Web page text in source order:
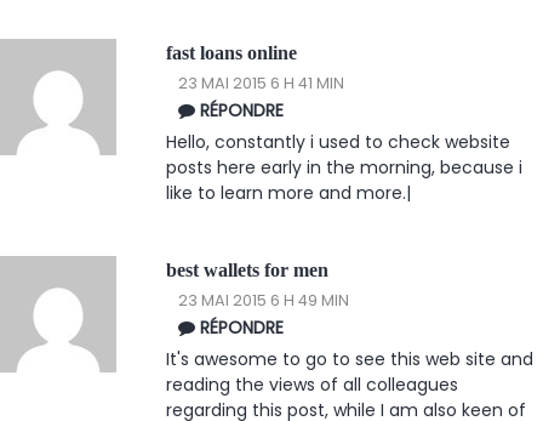
fast loans online
23 MAI 2015 6 H 41 MIN
RÉPONDRE
Hello, constantly i used to check website
posts here early in the morning, because i
like to learn more and more.|
best wallets for men
23 MAI 2015 6 H 49 MIN
RÉPONDRE
It's awesome to go to see this web site and
reading the views of all colleagues
regarding this post, while I am also keen of